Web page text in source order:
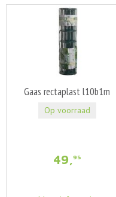
Gaas rectaplast l10b1m
49,95
Op voorraad